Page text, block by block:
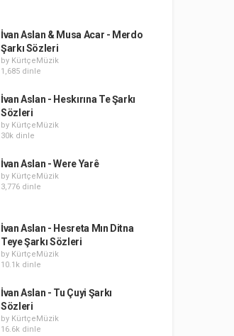
İvan Aslan & Musa Acar - Merdo
Şarkı Sözleri
by KürtçeMüzik
1,685 dinle
İvan Aslan - Heskırına Te Şarkı
Sözleri
by KürtçeMüzik
30k dinle
İvan Aslan - Were Yarê
by KürtçeMüzik
3,776 dinle
İvan Aslan - Hesreta Mın Ditna
Teye Şarkı Sözleri
by KürtçeMüzik
10.1k dinle
İvan Aslan - Tu Çuyi Şarkı
Sözleri
by KürtçeMüzik
16.6k dinle